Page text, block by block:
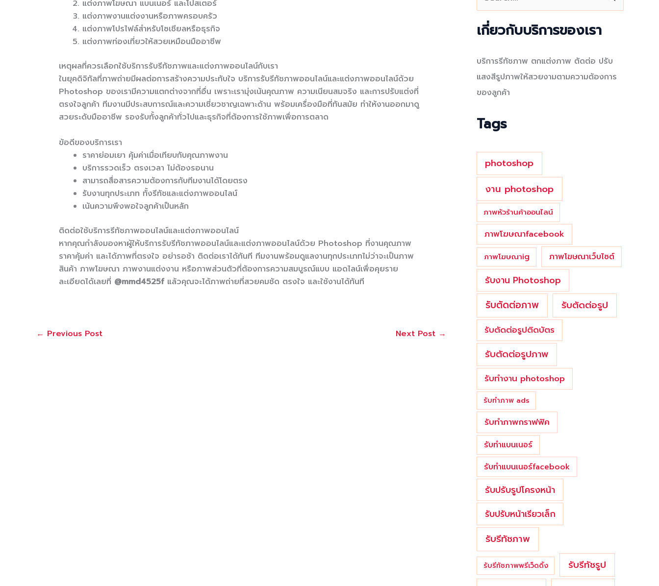
แต่งภาพโฆษณา แบนเนอร์ และโปสเตอร์
แต่งภาพงานแต่งงานหรือภาพครอบครัว
แต่งภาพโปรไฟล์สำหรับโซเชียลหรือธุรกิจ
แต่งภาพท่องเที่ยวให้สวยเหมือนมืออาชีพ
เหตุผลที่ควรเลือกใช้บริการรับรีทัชภาพและแต่งภาพออนไลน์กับเรา
ในยุคดิจิทัลที่ภาพถ่ายมีผลต่อการสร้างความประทับใจ บริการรับรีทัชภาพออนไลน์และแต่งภาพออนไลน์ด้วย
Photoshop ของเรามีความแตกต่างจากที่อื่น เพราะเรามุ่งเน้นคุณภาพ ความเนียนสมจริง และการปรับแต่งที่
ตรงใจลูกค้า ทีมงานมีประสบการณ์และความเชี่ยวชาญเฉพาะด้าน พร้อมเครื่องมือที่ทันสมัย ทำให้งานออกมาดู
สวยระดับมืออาชีพ รองรับทั้งลูกค้าทั่วไปและธุรกิจที่ต้องการใช้ภาพเพื่อการตลาด
ข้อดีของบริการเรา
ราคาย่อมเยา คุ้มค่าเมื่อเทียบกับคุณภาพงาน
บริการรวดเร็ว ตรงเวลา ไม่ต้องรอนาน
สามารถสื่อสารความต้องการกับทีมงานได้โดยตรง
รับงานทุกประเภท ทั้งรีทัชและแต่งภาพออนไลน์
เน้นความพึงพอใจลูกค้าเป็นหลัก
ติดต่อใช้บริการรีทัชภาพออนไลน์และแต่งภาพออนไลน์
หากคุณกำลังมองหาผู้ให้บริการรับรีทัชภาพออนไลน์และแต่งภาพออนไลน์ด้วย Photoshop ที่งานคุณภาพ
ราคาคุ้มค่า และได้ภาพที่ตรงใจ อย่ารอช้า ติดต่อเราได้ทันที ทีมงานพร้อมดูแลงานทุกประเภทไม่ว่าจะเป็นภาพ
สินค้า ภาพโฆษณา ภาพงานแต่งงาน หรือภาพส่วนตัวที่ต้องการความสมบูรณ์แบบ แอดไลน์เพื่อคุยราย
ละเอียดได้เลยที่ @mmd4525f แล้วคุณจะได้ภาพถ่ายที่สวยคมชัด ตรงใจ และใช้งานได้ทันที
← Previous Post Next Post →
e
a
r
เกี่ยวกับบริการของเรา
บริการรีทัชภาพ ตกแต่งภาพ ตัดต่อ ปรับ
แสงสีรูปภาพให้สวยงามตามความต้องการ
ของลูกค้า
Tags
photoshop
งาน photoshop
ภาพหัวร้านค้าออนไลน์
ภาพโฆษณาfacebook
ภาพโฆษณาig ภาพโฆษณาเว็บไซต์
รับงาน Photoshop
รับตัดต่อภาพ รับตัดต่อรูป
รับตัดต่อรูปติดบัตร
รับตัดต่อรูปภาพ
รับทำงาน photoshop
รับทำภาพ ads
รับทำภาพกราฟฟิค
รับทำแบนเนอร์
รับทำแบนเนอร์facebook
รับปรับรูปโครงหน้า
รับปรับหน้าเรียวเล็ก
รับรีทัชภาพ
รับรีทัชภาพพรีเว็ดดิ้ง รับรีทัชรูป